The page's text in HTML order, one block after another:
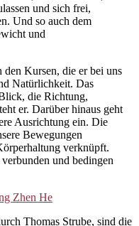
und sich frei,
Und so auch dem
und
Kursen, die er bei uns
Natürlichkeit. Das
die Richtung,
er. Darüber hinaus geht
Ausrichtung ein. Die
Bewegungen
verknüpft.
und bedingen
Thomas Strube, sind die